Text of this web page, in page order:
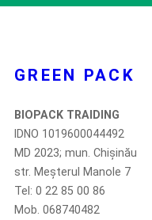
GREEN PACK
BIOPACK TRAIDING
IDNO 1019600044492
MD 2023; mun. Chișinău
str. Meșterul Manole 7
Tel: 0 22 85 00 86
Mob. 068740482